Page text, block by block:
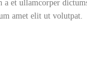
a et ullamcorper
amet elit ut volutpat.